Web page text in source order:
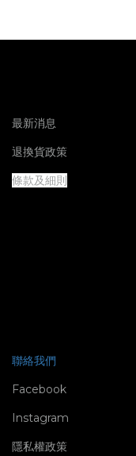
最新消息
退換貨政策
條款及細則
聯絡我們
Facebook
Instagram
隱私權政策